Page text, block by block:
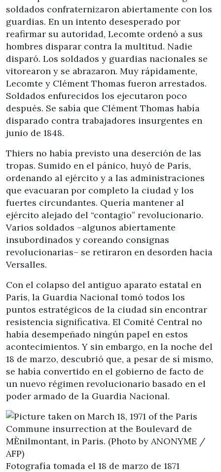
soldados confraternizaron abiertamente con los
guardias. En un intento desesperado por
reafirmar su autoridad, Lecomte ordenó a sus
hombres disparar contra la multitud. Nadie
disparó. Los soldados y guardias nacionales se
vitorearon y se abrazaron. Muy rápidamente,
Lecomte y Clément Thomas fueron arrestados.
Soldados enfurecidos los ejecutaron poco
después. Se sabía que Clément Thomas había
disparado contra trabajadores insurgentes en
junio de 1848.
Thiers no había previsto una deserción de las
tropas. Sumido en el pánico, huyó de París,
ordenando al ejército y a las administraciones
que evacuaran por completo la ciudad y los
fuertes circundantes. Quería mantener al
ejército alejado del “contagio” revolucionario.
Varios soldados –algunos abiertamente
insubordinados y coreando consignas
revolucionarias– se retiraron en desorden hacia
Versalles.
Con el colapso del antiguo aparato estatal en
París, la Guardia Nacional tomó todos los
puntos estratégicos de la ciudad sin encontrar
resistencia significativa. El Comité Central no
había desempeñado ningún papel en estos
acontecimientos. Y sin embargo, en la noche del
18 de marzo, descubrió que, a pesar de sí mismo,
se había convertido en el gobierno de facto de
un nuevo régimen revolucionario basado en el
poder armado de la Guardia Nacional.
Fotografía tomada el 18 de marzo de 1871